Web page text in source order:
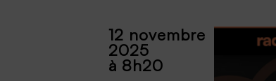
12 novembre
2025
à 8h20